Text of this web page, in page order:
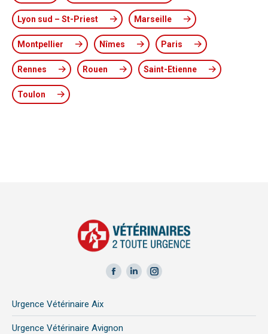
Lyon sud – St-Priest Marseille
Montpellier Nîmes Paris
Rennes Rouen Saint-Etienne
Toulon
Facebook
in
LinkedInInstagram
Urgence Vétérinaire Aix
Urgence Vétérinaire Avignon